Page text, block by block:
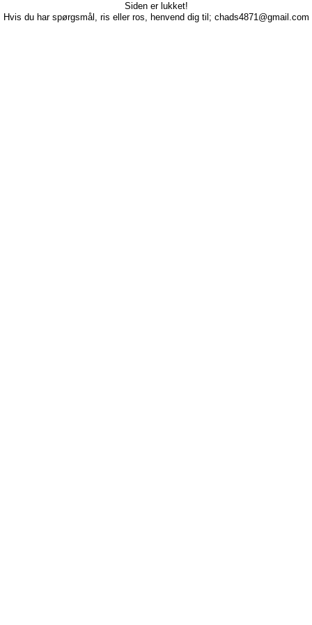
Siden er lukket!
Hvis du har spørgsmål, ris eller ros, henvend dig til; chads4871@gmail.com